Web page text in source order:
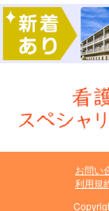
お問い
利用規